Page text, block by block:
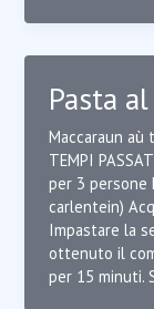
Pasta
Maccaraun aù
TEMPI
per 3 persone
carlentein)
Impastare la
ottenuto il
per 15 minuti.